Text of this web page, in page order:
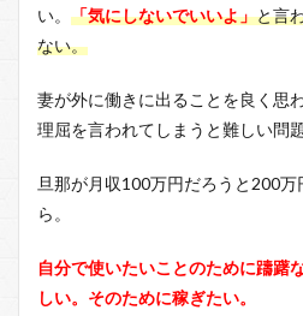
が軽
れる
1.3
主婦
来る
る
2
い。 「気にしないでいいよ」と言
ない。
妻が外に働きに出ることを良く思
理屈を言われてしまうと難しい問
旦那が月収100万円だろうと200
ら。
自分で使いたいことのために躊躇
しい。そのために稼ぎたい。